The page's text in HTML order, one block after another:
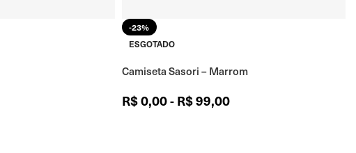
-23%
ESGOTADO
Camiseta Sasori – Marrom
R$0,00-R$99,00